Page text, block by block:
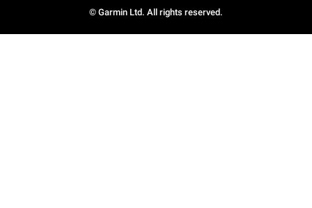
© Garmin Ltd. All rights reserved.